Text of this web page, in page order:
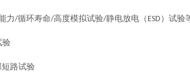
力/循环寿命/高度模拟试验/静电放电（ ESD ）试验
验
短路试验